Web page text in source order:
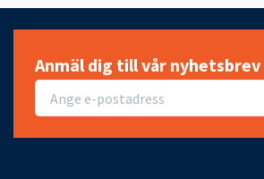
Anmäl dig till vår nyhetsbrev